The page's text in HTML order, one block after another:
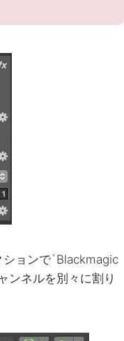
ョンで`Blackmagic
ンネルを別々に割り